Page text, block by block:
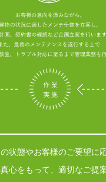
状態やお客様のご要望に
心をもって、適切なご提